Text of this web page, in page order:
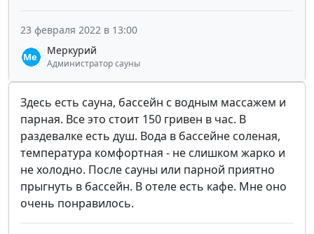
Меркурий
Администратор сауны
23 февраля 2022 в 13:00
Здесь есть сауна, бассейн с водным массажем и
парная. Все это стоит 150 гривен в час. В
раздевалке есть душ. Вода в бассейне соленая,
температура комфортная - не слишком жарко и
не холодно. После сауны или парной приятно
прыгнуть в бассейн. В отеле есть кафе. Мне оно
очень понравилось.